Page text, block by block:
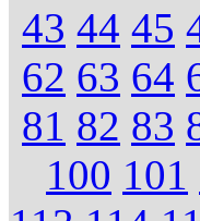
43 44 45
62 63 64
81 82 83
100 101